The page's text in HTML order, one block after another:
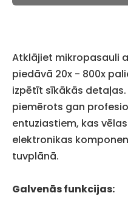
Atklājiet mikropasauli
piedāvā 20x - 800x
izpētīt sīkākās
piemērots gan
entuziastiem, kas
elektronikas
tuvplānā.
Galvenās funkcijas: